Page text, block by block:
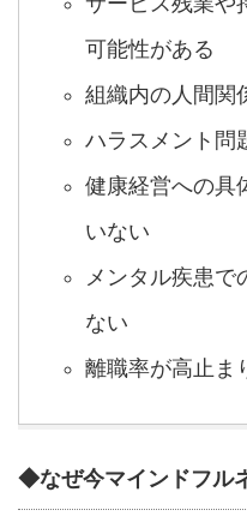
可能性がある
組織内の人間関
ハラスメント問
健康経営への具
いない
メンタル疾患で
ない
離職率が高止ま
◆なぜ今マインドフル